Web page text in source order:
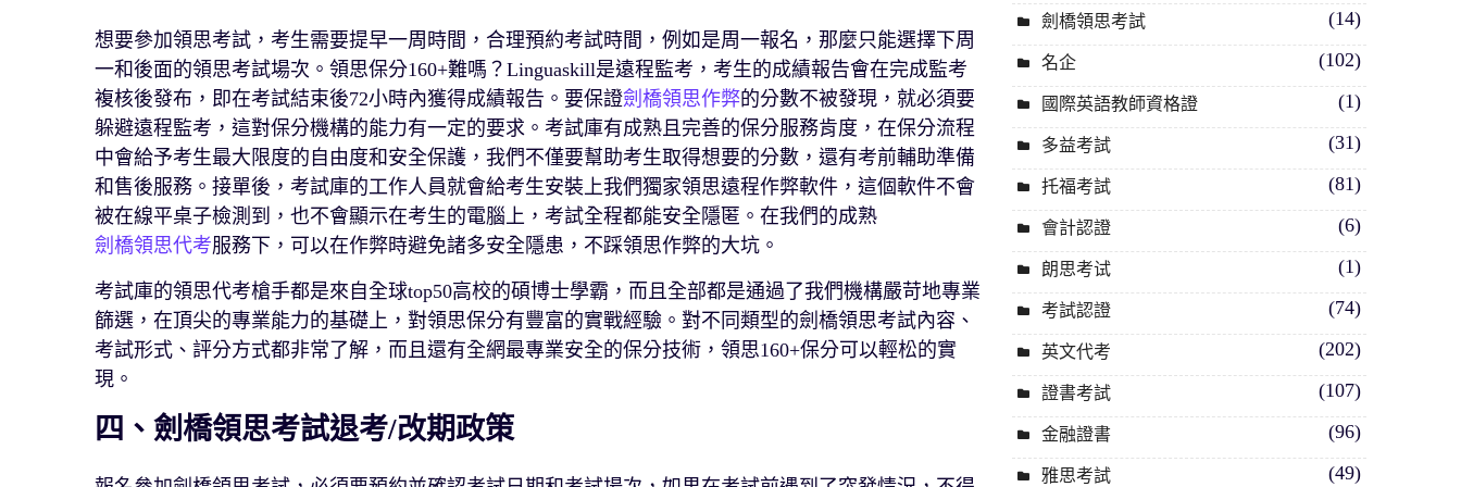
想要參加領思考試，考生需要提早一周時間，合理預約考試時間，例如是周一報名，那麼只能選擇下周
一和後面的領思考試場次。領思保分160+難嗎？Linguaskill是遠程監考，考生的成績報告會在完成監考
複核後發布，即在考試結束後72小時內獲得成績報告。要保證劍橋領思作弊的分數不被發現，就必須要
躲避遠程監考，這對保分機構的能力有一定的要求。考試庫有成熟且完善的保分服務肯度，在保分流程
中會給予考生最大限度的自由度和安全保護，我們不僅要幫助考生取得想要的分數，還有考前輔助準備
和售後服務。接單後，考試庫的工作人員就會給考生安裝上我們獨家領思遠程作弊軟件，這個軟件不會
被在線平桌子檢測到，也不會顯示在考生的電腦上，考試全程都能安全隱匿。在我們的成熟
劍橋領思代考服務下，可以在作弊時避免諸多安全隱患，不踩領思作弊的大坑。
考試庫的領思代考槍手都是來自全球top50高校的碩博士學霸，而且全部都是通過了我們機構嚴苛地專業
篩選，在頂尖的專業能力的基礎上，對領思保分有豐富的實戰經驗。對不同類型的劍橋領思考試內容、
考試形式、評分方式都非常了解，而且還有全網最專業安全的保分技術，領思160+保分可以輕松的實
現。
四、劍橋領思考試退考/改期政策
劍橋領思考試 (14)
名企 (102)
國際英語教師資格證 (1)
多益考試 (31)
托福考試 (81)
會計認證 (6)
朗思考试 (1)
考試認證 (74)
英文代考 (202)
證書考試 (107)
金融證書 (96)
雅思考試 (49)